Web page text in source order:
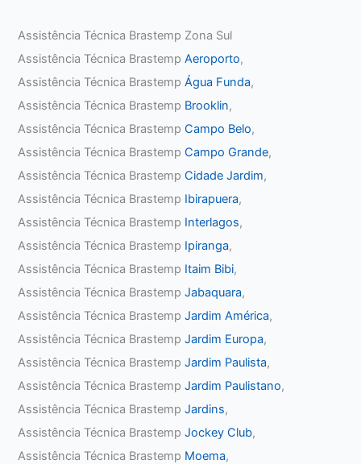
Assistência Técnica Brastemp Zona Sul
Assistência Técnica BrastempAeroporto,
Assistência Técnica BrastempÁgua Funda,
Assistência Técnica Brastemp Brooklin,
Assistência Técnica BrastempCampo Belo,
Assistência Técnica BrastempCampo Grande,
Assistência Técnica BrastempCidade Jardim,
Assistência Técnica Brastemp Ibirapuera,
Assistência Técnica Brastemp Interlagos,
Assistência Técnica Brastemp Ipiranga,
Assistência Técnica Brastemp Itaim Bibi,
Assistência Técnica BrastempJabaquara,
Assistência Técnica BrastempJardim América,
Assistência Técnica BrastempJardim Europa,
Assistência Técnica BrastempJardim Paulista,
Assistência Técnica BrastempJardim Paulistano,
Assistência Técnica BrastempJardins,
Assistência Técnica BrastempJockey Club,
Assistência Técnica Brastemp Moema,